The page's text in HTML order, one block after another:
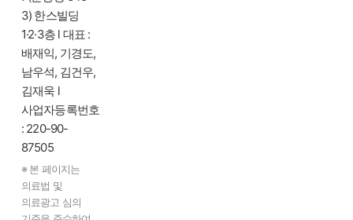
3) 한스빌딩
1·2·3층 l 대표 :
배재익, 기경도,
남우석, 김건우,
김재욱 l
사업자등록번호
: 220-90-
87505
※ 본 페이지는
의료법 및
의료광고 심의